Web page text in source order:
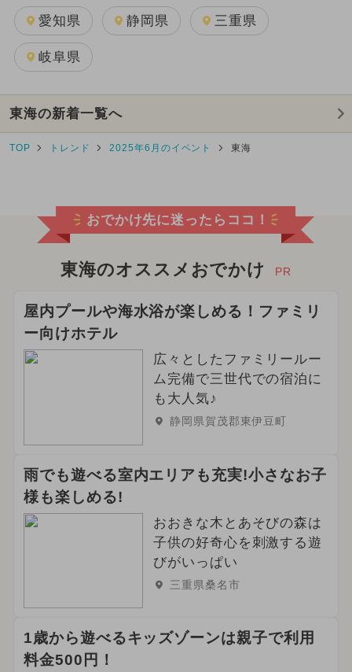
愛知県 静岡県 三重県
岐阜県
東海の新着一覧へ
TOP トレンド 2025年6月のイベント 東海
おでかけ先に迷ったらココ！
東海のオススメおでかけ PR
屋内プールや海水浴が楽しめる！ファミリ
ー向けホテル
広々としたファミリールー
ム完備で三世代での宿泊に
も大人気♪
静岡県賀茂郡東伊豆町
雨でも遊べる室内エリアも充実!小さなお子
様も楽しめる!
おおきな木とあそびの森は
子供の好奇心を刺激する遊
びがいっぱい
三重県桑名市
1歳から遊べるキッズゾーンは親子で利用
料金500円！